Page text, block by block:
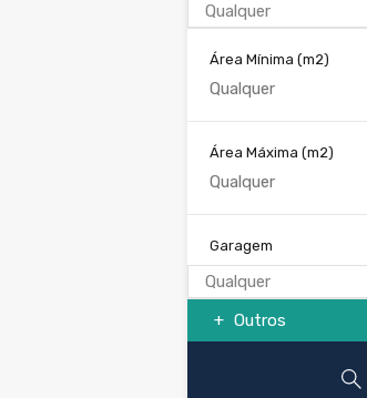
Qualquer
Área Mínima (m2)
Área Máxima (m2)
Garagem
Qualquer
Outros